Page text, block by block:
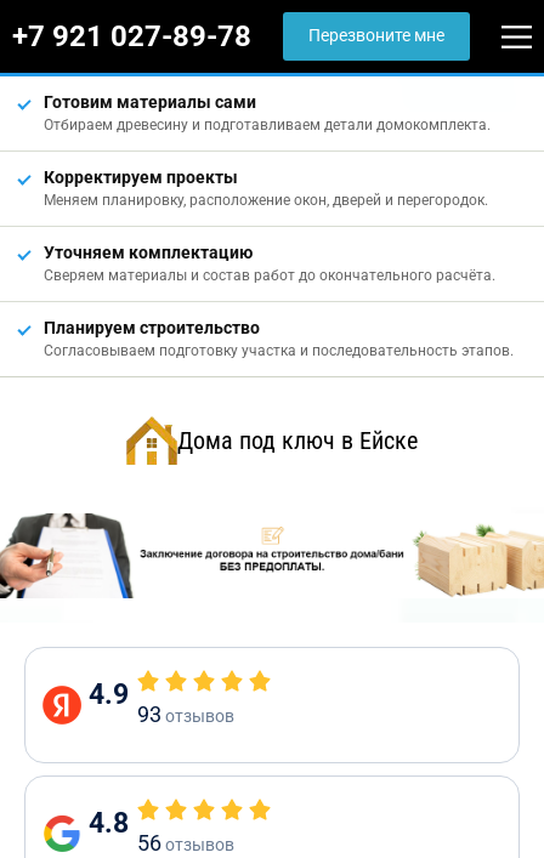
+7 921 027-89-78 Перезвоните мне
Готовим материалы сами
Отбираем древесину и подготавливаем детали домокомплекта.
Корректируем проекты
Меняем планировку, расположение окон, дверей и перегородок.
Уточняем комплектацию
Сверяем материалы и состав работ до окончательного расчёта.
Планируем строительство
Согласовываем подготовку участка и последовательность этапов.
Дома под ключ в Ейске
4.9
93 отзывов
4.8
56отзывов